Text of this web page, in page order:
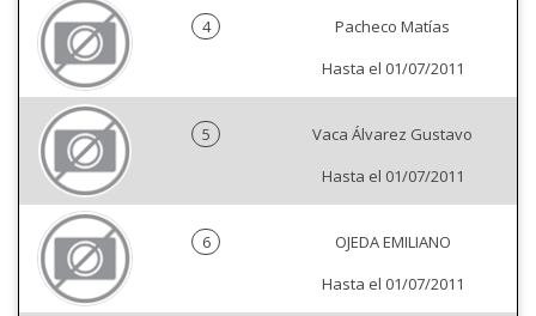
4
Pacheco Matías
Hasta el 01/07/2011
5
Vaca Álvarez Gustavo
Hasta el 01/07/2011
6
OJEDA EMILIANO
Hasta el 01/07/2011